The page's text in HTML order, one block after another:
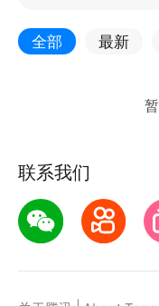
全部 最新
联系我们